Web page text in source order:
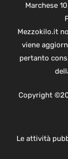
Marchese
Mezzokilo.it
viene
pertanto
Copyright
Le attività